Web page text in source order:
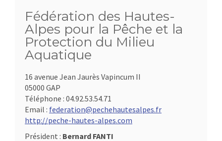
Fédération des Hautes-
Alpes pour la Pêche et la
Protection du Milieu
Aquatique
16 avenue Jean Jaurès Vapincum II
05000 GAP
Téléphone : 04.92.53.54.71
Email : federation@pechehautesalpes.fr
http://peche-hautes-alpes.com
Président : Bernard FANTI